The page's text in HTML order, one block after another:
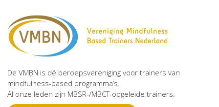
De VMBN is dé beroepsvereniging voor trainers van
mindfulness-based programma’s.
Al onze leden zijn MBSR-/MBCT-opgeleide trainers.